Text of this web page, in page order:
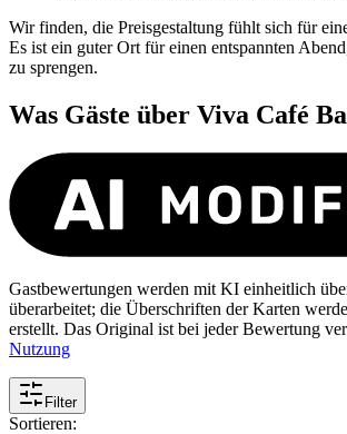
Wir finden, die Preisgestaltung fühlt sich für
Es ist ein guter Ort für einen entspannten
zu sprengen.
Was Gäste über Viva Café
Gastbewertungen werden mit KI einheitlich
überarbeitet; die Überschriften der Karten
erstellt. Das Original ist bei jeder Bewertung
Nutzung
Filter
Sortieren: